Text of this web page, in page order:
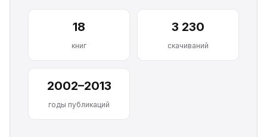
18
книг
3 230
скачиваний
2002–2013
годы публикаций